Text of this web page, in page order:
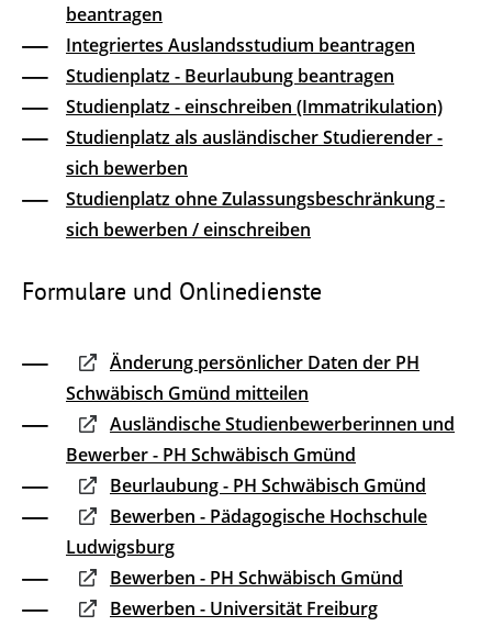
beantragen
Integriertes Auslandsstudium beantragen
Studienplatz - Beurlaubung beantragen
Studienplatz - einschreiben (Immatrikulation)
Studienplatz als ausländischer Studierender -
sich bewerben
Studienplatz ohne Zulassungsbeschränkung -
sich bewerben / einschreiben
Formulare und Onlinedienste
Änderung persönlicher Daten der PH
Schwäbisch Gmünd mitteilen
Ausländische Studienbewerberinnen und
Bewerber - PH Schwäbisch Gmünd
Beurlaubung - PH Schwäbisch Gmünd
Bewerben - Pädagogische Hochschule
Ludwigsburg
Bewerben - PH Schwäbisch Gmünd
Bewerben - Universität Freiburg